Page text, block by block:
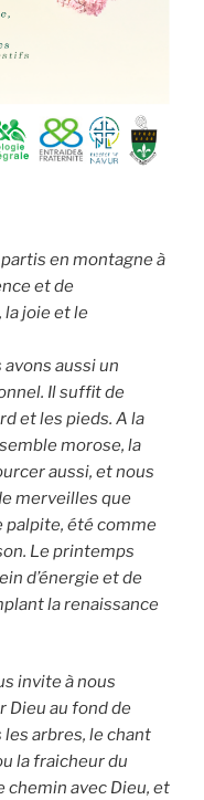
en montagne à
et de
joie et le
aussi un
Il suffit de
et les pieds. A la
morose, la
aussi, et nous
merveilles que
palpite, été comme
Le printemps
d’énergie et de
la renaissance
invite à nous
Dieu au fond de
les arbres, le chant
la fraicheur du
chemin avec Dieu, et